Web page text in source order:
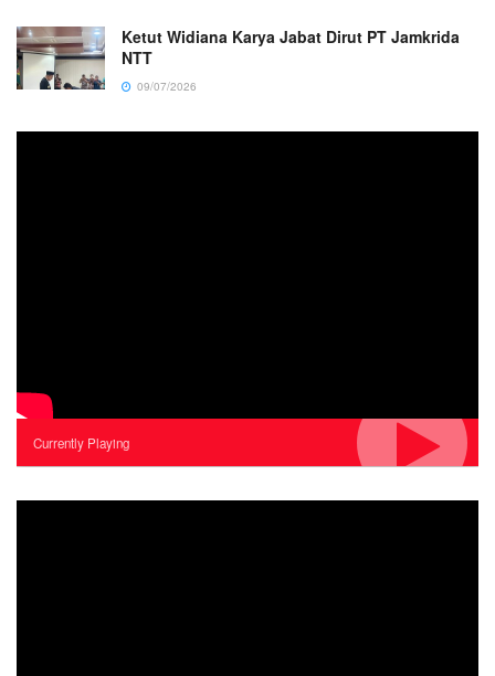
Ketut Widiana Karya Jabat Dirut PT Jamkrida
NTT
09/07/2026
Currently Playing